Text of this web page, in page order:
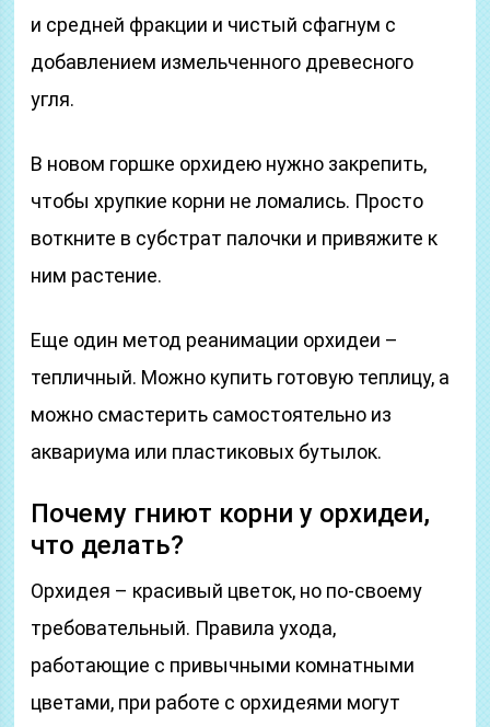
и средней фракции и чистый сфагнум с
добавлением измельченного древесного
угля.
В новом горшке орхидею нужно закрепить,
чтобы хрупкие корни не ломались. Просто
воткните в субстрат палочки и привяжите к
ним растение.
Еще один метод реанимации орхидеи –
тепличный. Можно купить готовую теплицу, а
можно смастерить самостоятельно из
аквариума или пластиковых бутылок.
Почему гниют корни у орхидеи,
что делать?
Орхидея – красивый цветок, но по-своему
требовательный. Правила ухода,
работающие с привычными комнатными
цветами, при работе с орхидеями могут